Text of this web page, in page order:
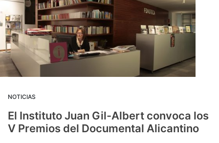
NOTICIAS
El Instituto Juan Gil-Albert convoca los
V Premios del Documental Alicantino